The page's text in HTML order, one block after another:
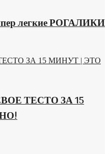
легкие РОГАЛИКИ
ЗА 15 МИНУТ | ЭТО
ТЕСТО ЗА 15